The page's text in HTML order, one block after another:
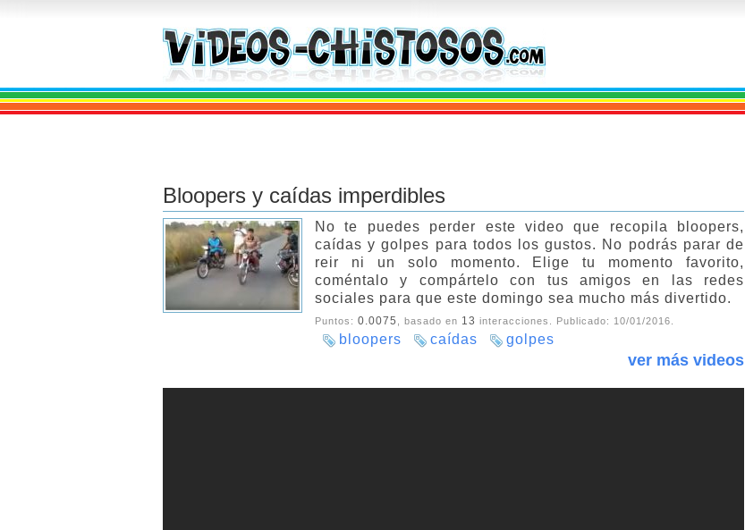
Bloopers y caídas imperdibles
No te puedes perder este video que recopila bloopers,
caídas y golpes para todos los gustos. No podrás parar de
reir ni un solo momento. Elige tu momento favorito,
coméntalo y compártelo con tus amigos en las redes
sociales para que este domingo sea mucho más divertido.
Puntos: 0.0075 , basado en 13 interacciones. Publicado: 10/01/2016
bloopers caídas golpes
ver más videos